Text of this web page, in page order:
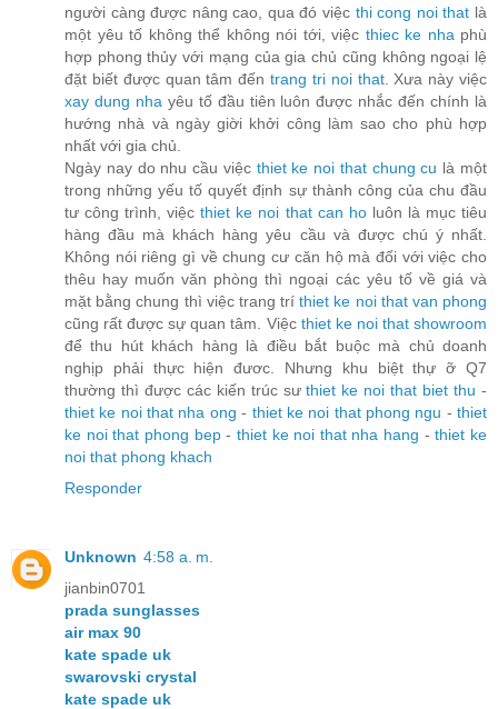
người càng được nâng cao, qua đó việc thi cong noi that là
một yêu tố không thể không nói tới, việc thiec ke nha phù
hợp phong thủy với mạng của gia chủ cũng không ngoại lệ
đặt biết được quan tâm đến trang tri noi that. Xưa này việc
xay dung nha yêu tố đầu tiên luôn được nhắc đến chính là
hướng nhà và ngày giời khởi công làm sao cho phù hợp
nhất với gia chủ.
Ngày nay do nhu cầu việc thiet ke noi that chung cu là một
trong những yếu tố quyết định sự thành công của chu đầu
tư công trình, việcthiet ke noi that can holuôn là mục tiêu
hàng đầu mà khách hàng yêu cầu và được chú ý nhất.
Không nói riêng gì về chung cư căn hộ mà đối với việc cho
thêu hay muốn văn phòng thì ngoại các yêu tố về giá và
mặt bằng chung thì việc trang tríthiet ke noi that van phong
cũng rất được sự quan tâm. Việc thiet ke noi that showroom
để thu hút khách hàng là điều bắt buộc mà chủ doanh
nghịp phải thực hiện đươc. Nhưng khu biệt thự ỡ Q7
thường thì được các kiến trúc sưthiet ke noi that biet thu -
thiet ke noi that nha ong - thiet ke noi that phong ngu -thiet
ke noi that phong bep- thiet ke noi that nha hang -thiet ke
noi that phong khach
Responder
Unknown 4:58 a. m.
jianbin0701
prada sunglasses
air max 90
kate spade uk
swarovski crystal
kate spade uk